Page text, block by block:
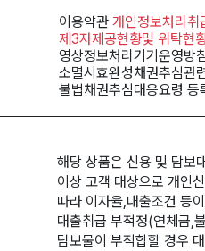
이용약관 개인정보처리 취
제3자제공현황및 위탁현
영상정보처리기기 운영방
소멸시효완성채권추심관
불법채권추심대응요령 등
해당 상품은 신용 및 담보
이상 고객 대상으로 개인
따라 이자율,대출조건 등
대출취급 부적정(연체금,
담보물이 부적합할 경우